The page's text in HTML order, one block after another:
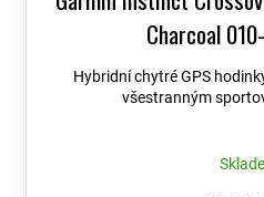
Charcoal
Hybridní chytré GPS
všestranným